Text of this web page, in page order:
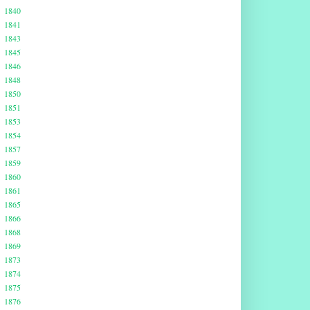
1840
1841
1843
1845
1846
1848
1850
1851
1853
1854
1857
1859
1860
1861
1865
1866
1868
1869
1873
1874
1875
1876